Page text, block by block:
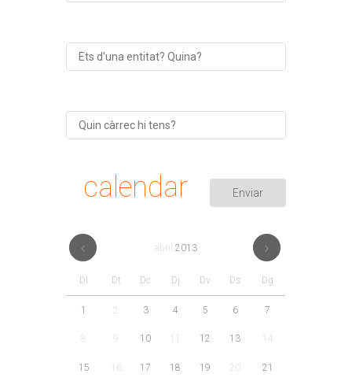
calendar
abril 2013
Dl Dt Dc Dj Dv Ds Dg
1 2 3 4 5 6 7
8 9 10 12 13 14
15 16 17 18 19 20 21